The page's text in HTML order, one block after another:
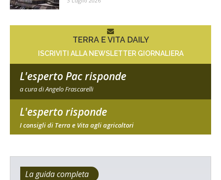
TERRA E VITA DAILY
ISCRIVITI ALLA NEWSLETTER GIORNALIERA
L'esperto Pac risponde
a cura di Angelo Frascarelli
L'esperto risponde
I consigli di Terra e Vita agli agricoltori
La guida completa